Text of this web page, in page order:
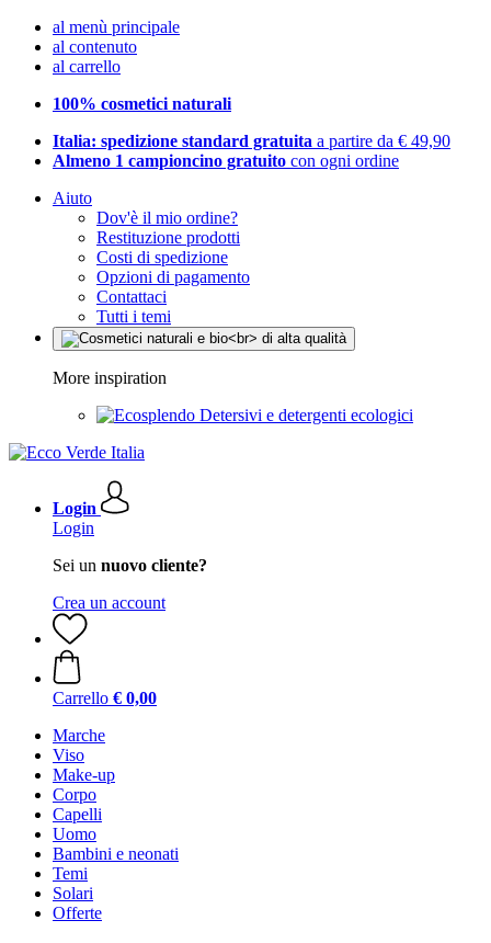
al menù principale
al contenuto
al carrello
100% cosmetici naturali
Italia: spedizione standard gratuita a partire da € 49,90
Almeno 1 campioncino gratuito con ogni ordine
Aiuto
Dov'è il mio ordine?
Restituzione prodotti
Costi di spedizione
Opzioni di pagamento
Contattaci
Tutti i temi
More inspiration
Detersivi e detergenti ecologici
Login
Login
Sei un nuovo cliente?
Crea un account
Carrello € 0,00
Marche
Viso
Make-up
Corpo
Capelli
Uomo
Bambini e neonati
Temi
Solari
Offerte